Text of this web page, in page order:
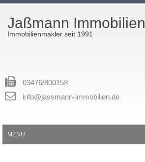
Jaßmann Immobilien
Immobilienmakler seit 1991
03476/800158
info@jassmann-immobilien.de
MENU